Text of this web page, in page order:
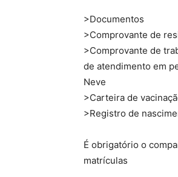
>Documentos
>Comprovante de
>Comprovante de
de atendimento em
Neve
>Carteira de
>Registro de
É obrigatório o
matrículas